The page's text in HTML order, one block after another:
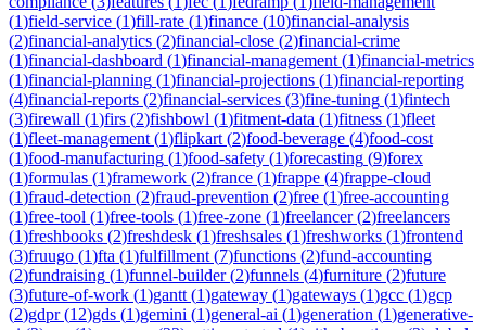
(1)field-service (1)fill-rate (1)finance (10)financial-analysis
(2)financial-analytics (2)financial-close (2)financial-crime
(1)financial-dashboard (1)financial-management (1)financial-metrics
(1)financial-planning (1)financial-projections (1)financial-reporting
(4)financial-reports (2)financial-services (3)fine-tuning (1)fintech
(3)firewall (1)firs (2)fishbowl (1)fitment-data (1)fitness (1)fleet
(1)fleet-management (1)flipkart (2)food-beverage (4)food-cost
(1)food-manufacturing (1)food-safety (1)forecasting (9)forex
(1)formulas (1)framework (2)france (1)frappe (4)frappe-cloud
(1)fraud-detection (2)fraud-prevention (2)free (1)free-accounting
(1)free-tool (1)free-tools (1)free-zone (1)freelancer(2)freelancers
(1)freshbooks (2)freshdesk (1)freshsales (1)freshworks (1)frontend
(3)fruugo (1)fta (1)fulfillment (7)functions (2)fund-accounting
(2)fundraising (1)funnel-builder(2)funnels (4)furniture (2)future
(3)future-of-work (1)gantt (1)gateway (1)gateways (1)gcc (1)gcp
(2)gdpr(12)gds (1)gemini (1)general-ai (1)generation (1)generative-